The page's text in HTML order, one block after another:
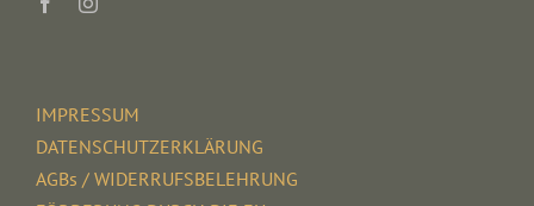
IMPRESSUM
DATENSCHUTZERKLÄRUNG
AGBs / WIDERRUFSBELEHRUNG